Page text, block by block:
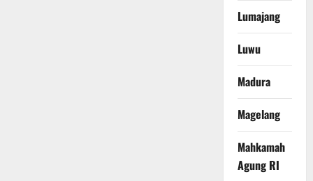
Lumajang
Luwu
Madura
Magelang
Mahkamah
Agung RI